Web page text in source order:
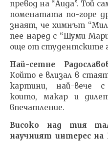
превод на “Аида”. Той
поменатата по-горе
знаят, че химнът
пее наред с “Шуми
още от студентските
Най-сетне
Който е влизал в
картини, най-вече
които, макар и
впечатление.
Високо над тия
научният интерес на